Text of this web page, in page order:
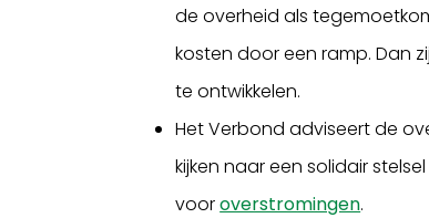
de overheid als
kosten door een ramp. Dan
te ontwikkelen.
Het Verbond adviseert de
kijken naar een solidair
vooroverstromingen.